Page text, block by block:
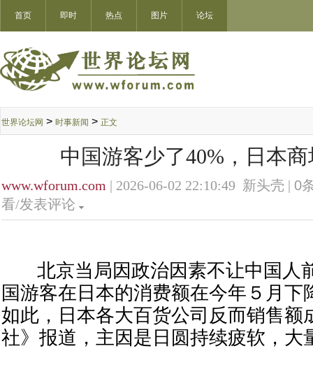
首页 即时 热点 图片 论坛
世界论坛网 > 时事新闻 > 正文
中国游客少了40%，日本
www.wforum.com | 2026-06-02 22:10:49 新头壳 | 0
看/发表评论
北京当局因政治因素不让中国人
国游客在日本的消费额在今年５月下
如此，日本各大百货公司反而销售额
社》报道，主因是日圆持续疲软，大